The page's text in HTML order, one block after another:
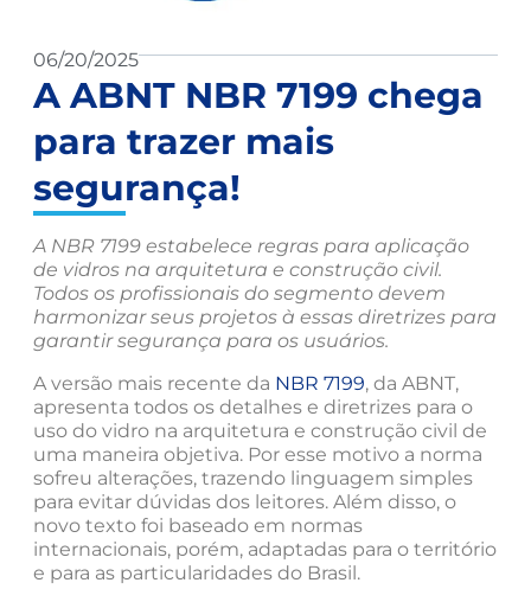
06/20/2025
A ABNT NBR 7199 chega
para trazer mais
segurança!
A NBR 7199 estabelece regras para aplicação
de vidros na arquitetura e construção civil.
Todos os profissionais do segmento devem
harmonizar seus projetos à essas diretrizes para
garantir segurança para os usuários.
A versão mais recente da NBR 7199, da ABNT,
apresenta todos os detalhes e diretrizes para o
uso do vidro na arquitetura e construção civil de
uma maneira objetiva. Por esse motivo a norma
sofreu alterações, trazendo linguagem simples
para evitar dúvidas dos leitores. Além disso, o
novo texto foi baseado em normas
internacionais, porém, adaptadas para o território
e para as particularidades do Brasil.